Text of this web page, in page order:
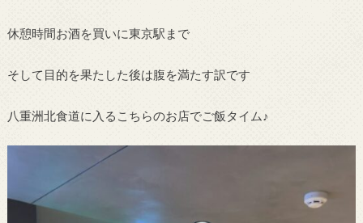
休憩時間お酒を買いに東京駅まで
そして目的を果たした後は腹を満たす訳です
八重洲北食道に入るこちらのお店でご飯タイム♪